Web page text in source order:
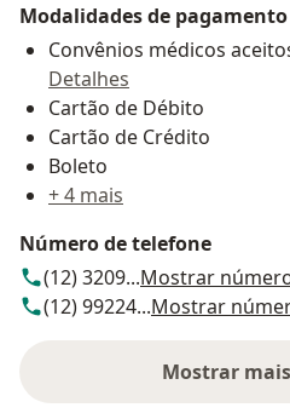
Modalidades de
Convênios médicos
Detalhes
Cartão de Débito
Cartão de Crédito
Boleto
+ 4 mais
Número de telefone
(12) 3209...Mostrar
(12) 99224...Mostrar
Mostrar